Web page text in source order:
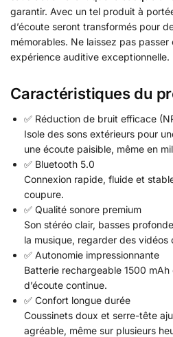
garantir. Avec un tel produit à
d’écoute seront transformés pour
mémorables. Ne laissez pas
expérience auditive exceptionnelle.
Caractéristiques du
✅ Réduction de bruit efficace
Isole des sons extérieurs pour
une écoute paisible, même en
✅ Bluetooth 5.0
Connexion rapide, fluide et
coupure.
✅ Qualité sonore premium
Son stéréo clair, basses
la musique, regarder des vidéos
✅ Autonomie impressionnante
Batterie rechargeable 1500 mAh
d’écoute continue.
✅ Confort longue durée
Coussinets doux et serre-tête
agréable, même sur plusieurs